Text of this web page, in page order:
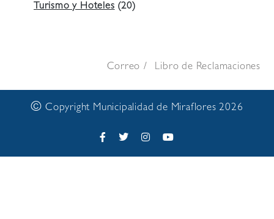
Turismo y Hoteles(20)
Correo Libro de Reclamaciones
© Copyright Municipalidad de Miraflores 2026